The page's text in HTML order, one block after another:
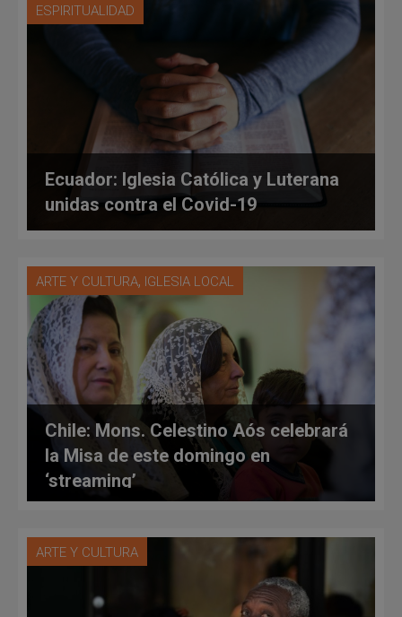
ESPIRITUALIDAD
Ecuador: Iglesia Católica y Luterana
unidas contra el Covid-19
ARTE Y CULTURA, IGLESIA LOCAL
Chile: Mons. Celestino Aós celebrará
la Misa de este domingo en
‘streaming’
ARTE Y CULTURA